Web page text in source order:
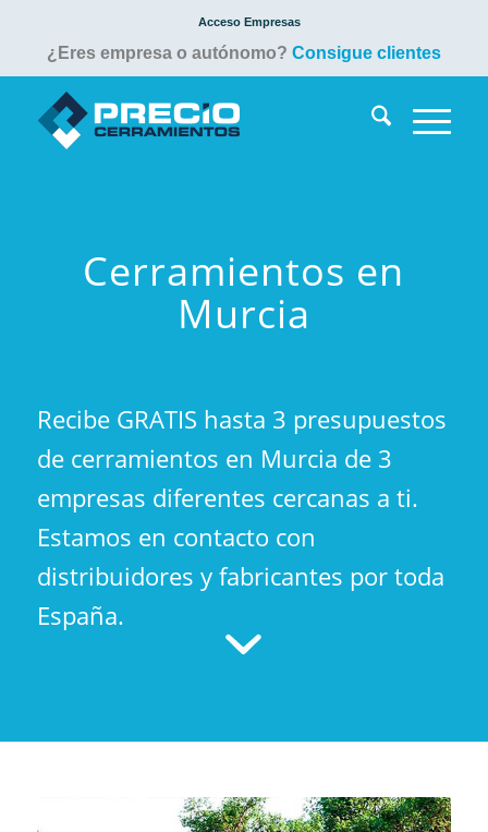
Acceso Empresas
¿Eres empresa o autónomo? Consigue clientes
Cerramientos en
Murcia
Recibe GRATIS hasta 3 presupuestos
de cerramientos en Murcia de 3
empresas diferentes cercanas a ti.
Estamos en contacto con
distribuidores y fabricantes por toda
España.